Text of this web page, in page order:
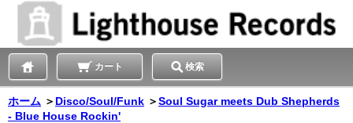
カート 検索
ホーム ＞ Disco/Soul/Funk ＞Soul Sugar meets Dub Shepherds
- Blue House Rockin'